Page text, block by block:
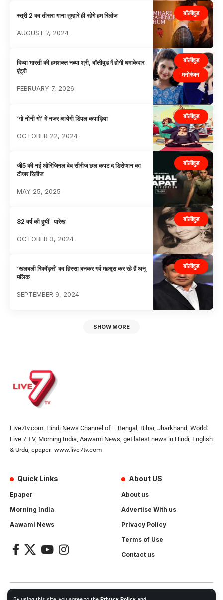
बॉलीवुड
स्त्री 2 का तीसरा गाना तुम्हारे ही रहेंगे हम रिलीज
AUGUST 7, 2024
बॉलीवुड
मनोरंजन
दिव्या भारती की हमशक्ल नव्या श्री, बॉलीवुड में होगी धमाकेदार
एंट्री
FEBRUARY 7, 2026
बॉलीवुड
‘गो नोनी गो’ में नजर आयेंगी डिंपल कपाड़िया
OCTOBER 22, 2024
बॉलीवुड
जी5 की नई ओरिजिनल वेब सीरीज छल कपट द डिसेप्शन का
टीजर रिलीज
MAY 25, 2025
बॉलीवुड
82 वर्ष की हुयीं पारेख
OCTOBER 3, 2024
बॉलीवुड
‘खलबली रिकॉर्ड्स’ का हिस्सा बनकर गर्व महसूस कर रहे हैं अनु
मलिक
SEPTEMBER 9, 2024
SHOW MORE
Live7tv.com: Hindi News Channel of – Bengal, Bihar, Jharkhand, World:
Live 7 TV, Morning India, Aawami News, get latest news in Hindi, English
& Urdu, epaper- www.live7tv.com
Quick Links
Epaper
Morning India
Aawami News
About US
About us
Advertise With us
Privacy Policy
Terms of Use
Contact us
2024- All Rights Reserved.Live 7 tv. Website Created by and